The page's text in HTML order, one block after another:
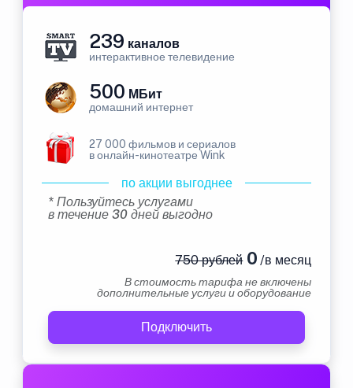
239 каналов
интерактивное телевидение
500 МБит
домашний интернет
27 000 фильмов и сериалов
в онлайн-кинотеатре Wink
по акции выгоднее
* Пользуйтесь услугами
в течение 30 дней выгодно
750 рублей0 /в месяц
В стоимость тарифа не включены
дополнительные услуги и оборудование
Подключить